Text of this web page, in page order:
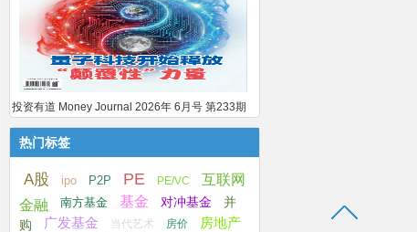
投资有道 Money Journal 2026年 6月号 第233期
热门标签
A股 ipo P2P PE PE/VC 互联网
金融 南方基金 基金 对冲基金 并
购 广发基金 当代艺术 房价
房地产